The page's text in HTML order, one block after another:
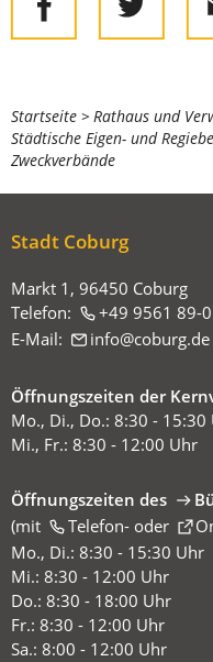
Sie
befinden
sich
Startseite
Rathaus und
Städtische Eigen- und
Zweckverbände
Stadt Coburg
Markt 1, 96450 Coburg
Telefon:
+49 9561 89-0
E-Mail:
info coburg de
Öffnungszeiten der
Mo., Di., Do.: 8:30 - 15:30
Mi., Fr.: 8:30 - 12:00 Uhr
Öffnungszeiten des
(mit
Telefon-oder
(Öffnet
in
einem
neuen
Tab)
Mo., Di.: 8:30 - 15:30 Uhr
Mi.: 8:30 - 12:00 Uhr
Do.: 8:30 - 18:00 Uhr
Fr.: 8:30 - 12:00 Uhr
Sa.: 8:00 - 12:00 Uhr